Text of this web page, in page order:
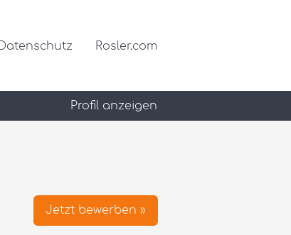
Datenschutz Rosler.com
Profil anzeigen
Jetzt bewerben »